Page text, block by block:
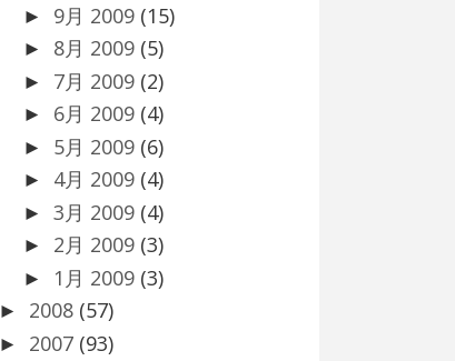
► 9月 2009 (15)
► 8月 2009 (5)
► 7月 2009 (2)
► 6月 2009 (4)
► 5月 2009 (6)
► 4月 2009 (4)
► 3月 2009 (4)
► 2月 2009 (3)
► 1月 2009 (3)
► 2008 (57)
► 2007 (93)